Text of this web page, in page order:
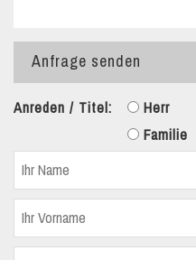
Anfrage senden
Anreden / Titel: Herr
Familie